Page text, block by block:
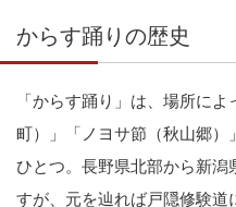
からす踊りの歴史
「からす踊り」は、場所に
町）」「ノヨサ節（秋山郷
ひとつ。長野県北部から新潟
すが、元を辿れば戸隠修験道